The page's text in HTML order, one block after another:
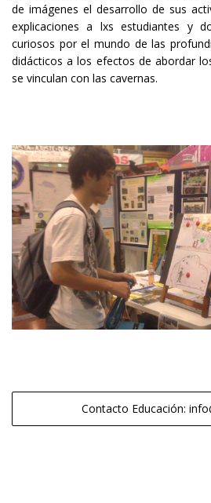
de imágenes el desarrollo de sus
explicaciones a lxs estudiantes y
curiosos por el mundo de las
didácticos a los efectos de abordar
se vinculan con las cavernas.
Contacto Educación: